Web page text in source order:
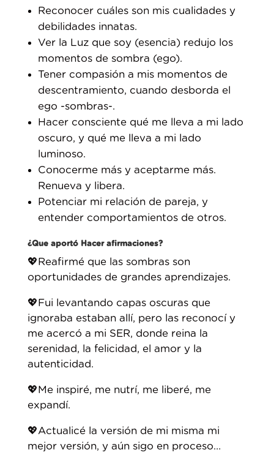
Reconocer cuáles son mis cualidades y
debilidades innatas.⁣
Ver la Luz que soy (esencia) redujo los
momentos de sombra (ego).⁣
Tener compasión a mis momentos de
descentramiento, cuando desborda el
ego -sombras-.⁣
Hacer consciente qué me lleva a mi lado
oscuro, y qué me lleva a mi lado
luminoso.⁣
Conocerme más y aceptarme más.
Renueva y libera.⁣
Potenciar mi relación de pareja, y
entender comportamientos de otros.⁣
¿Que aportó Hacer afirmaciones?⁣
💖Reafirmé que las sombras son
oportunidades de grandes aprendizajes.⁣
💖Fui levantando capas oscuras que
ignoraba estaban allí, pero las reconocí y
me acercó a mi SER, donde reina la
serenidad, la felicidad, el amor y la
autenticidad.⁣
💖Me inspiré, me nutrí, me liberé, me
expandí. ⁣
💖Actualicé la versión de mi misma mi
mejor versión, y aún sigo en proceso…⁣